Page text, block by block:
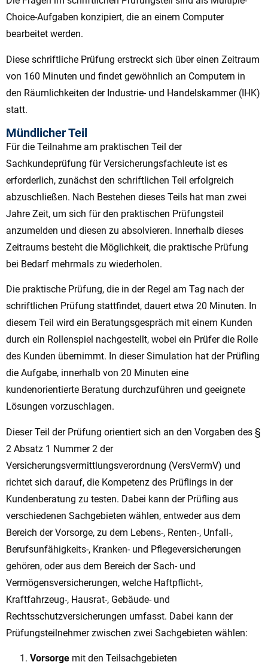
Choice-Aufgaben konzipiert, die an einem Computer
bearbeitet werden.
Diese schriftliche Prüfung erstreckt sich über einen Zeitraum
von 160 Minuten und findet gewöhnlich an Computern in
den Räumlichkeiten der Industrie- und Handelskammer (IHK)
statt.
Mündlicher Teil
Für die Teilnahme am praktischen Teil der
Sachkundeprüfung für Versicherungsfachleute ist es
erforderlich, zunächst den schriftlichen Teil erfolgreich
abzuschließen. Nach Bestehen dieses Teils hat man zwei
Jahre Zeit, um sich für den praktischen Prüfungsteil
anzumelden und diesen zu absolvieren. Innerhalb dieses
Zeitraums besteht die Möglichkeit, die praktische Prüfung
bei Bedarf mehrmals zu wiederholen.
Die praktische Prüfung, die in der Regel am Tag nach der
schriftlichen Prüfung stattfindet, dauert etwa 20 Minuten. In
diesem Teil wird ein Beratungsgespräch mit einem Kunden
durch ein Rollenspiel nachgestellt, wobei ein Prüfer die Rolle
des Kunden übernimmt. In dieser Simulation hat der Prüfling
die Aufgabe, innerhalb von 20 Minuten eine
kundenorientierte Beratung durchzuführen und geeignete
Lösungen vorzuschlagen.
Dieser Teil der Prüfung orientiert sich an den Vorgaben des §
2 Absatz 1 Nummer 2 der
Versicherungsvermittlungsverordnung (VersVermV) und
richtet sich darauf, die Kompetenz des Prüflings in der
Kundenberatung zu testen. Dabei kann der Prüfling aus
verschiedenen Sachgebieten wählen, entweder aus dem
Bereich der Vorsorge, zu dem Lebens-, Renten-, Unfall-,
Berufsunfähigkeits-, Kranken- und Pflegeversicherungen
gehören, oder aus dem Bereich der Sach- und
Vermögensversicherungen, welche Haftpflicht-,
Kraftfahrzeug-, Hausrat-, Gebäude- und
Rechtsschutzversicherungen umfasst. Dabei kann der
Prüfungsteilnehmer zwischen zwei Sachgebieten wählen:
Vorsorge mit den Teilsachgebieten